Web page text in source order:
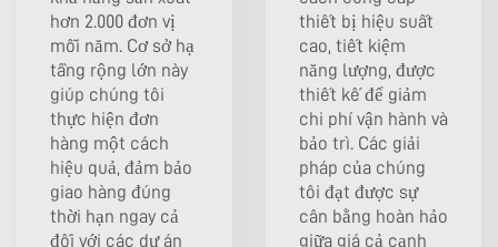
hơn 2.000 đơn vị
mỗi năm. Cơ sở hạ
tầng rộng lớn này
giúp chúng tôi
thực hiện đơn
hàng một cách
hiệu quả, đảm bảo
giao hàng đúng
thời hạn ngay cả
đối với các dự án
thiết bị hiệu suất
cao, tiết kiệm
năng lượng, được
thiết kế để giảm
chi phí vận hành và
bảo trì. Các giải
pháp của chúng
tôi đạt được sự
cân bằng hoàn hảo
giữa giá cả cạnh